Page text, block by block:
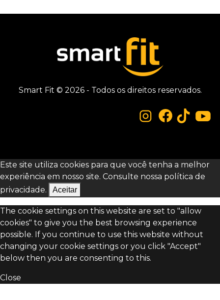
Smart Fit © 2026 - Todos os direitos reservados.
Este site utiliza cookies para que você tenha a melhor
experiência em nosso site. Consulte nossa política de
privacidade.
Aceitar
The cookie settings on this website are set to "allow
cookies" to give you the best browsing experience
possible. If you continue to use this website without
changing your cookie settings or you click "Accept"
below then you are consenting to this.
Close